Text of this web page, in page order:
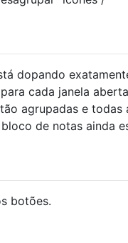
dopando
cada janela
agrupadas e todas
de notas ainda
botões.